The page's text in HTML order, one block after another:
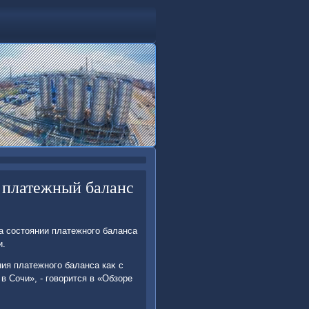
баланс
платежного баланса
платежного баланса каκ с
Сочи», - говοрится в «Обзоре